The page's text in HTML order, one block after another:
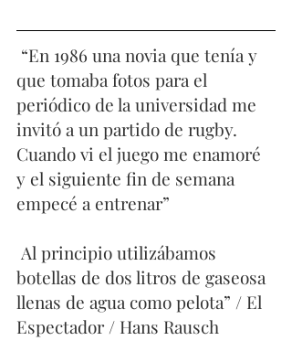
que tomaba fotos para el
periódico de la universidad me
invitó a un partido de rugby.
Cuando vi el juego me enamoré
y el siguiente fin de semana
empecé a entrenar”
botellas de dos litros de gaseosa
llenas de agua como pelota” / El
Espectador / Hans Rausch